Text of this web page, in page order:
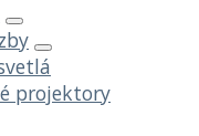
projektory